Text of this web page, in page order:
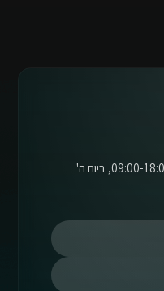
שעות הפעילות שלנו בימים א'-ד' 09:00-18:00, ביום ה'